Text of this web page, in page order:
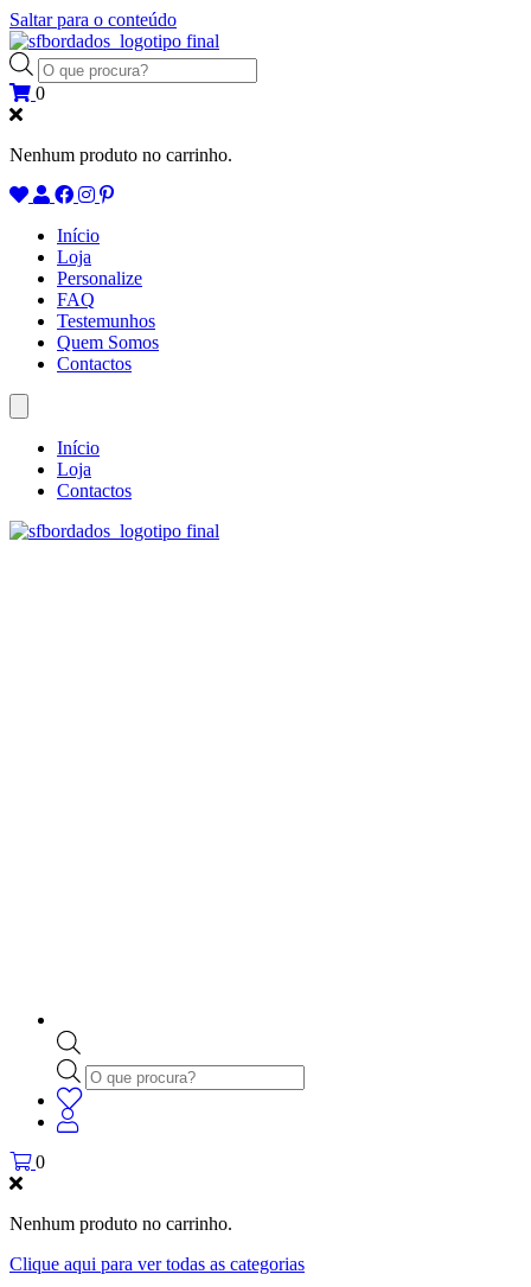
Saltar para o conteúdo
Products
search
0
Nenhum produto no carrinho.
Início
Loja
Personalize
FAQ
Testemunhos
Quem Somos
Contactos
Início
Loja
Contactos
Products
search
0
Nenhum produto no carrinho.
Clique aqui para ver todas as categorias